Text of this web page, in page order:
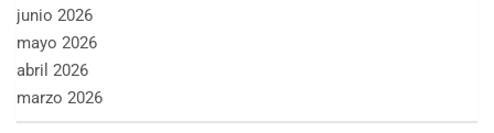
junio 2026
mayo 2026
abril 2026
marzo 2026